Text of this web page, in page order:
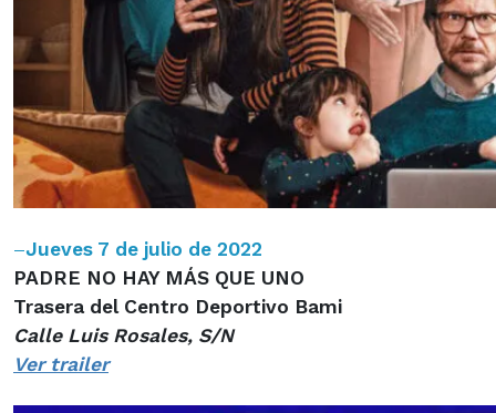
–Jueves 7 de julio de 2022
PADRE NO HAY MÁS QUE UNO
Trasera del Centro Deportivo Bami
Calle Luis Rosales, S/N
Ver trailer